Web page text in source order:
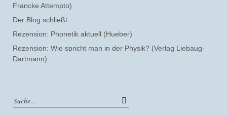
Francke Attempto)
Der Blog schließt.
Rezension: Phonetik aktuell (Hueber)
Rezension: Wie spricht man in der Physik? (Verlag Liebaug-
Dartmann)